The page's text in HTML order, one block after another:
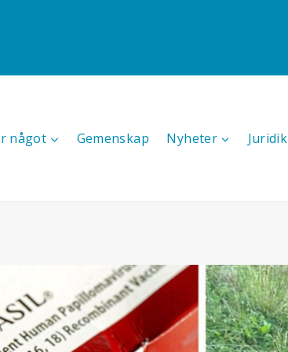
något Gemenskap Nyheter Juridik